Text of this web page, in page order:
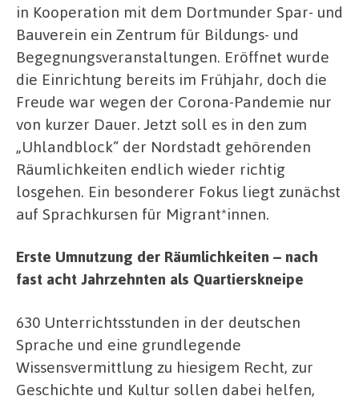
in Kooperation mit dem Dortmunder Spar- und
Bauverein ein Zentrum für Bildungs- und
Begegnungsveranstaltungen. Eröffnet wurde
die Einrichtung bereits im Frühjahr, doch die
Freude war wegen der Corona-Pandemie nur
von kurzer Dauer. Jetzt soll es in den zum
„Uhlandblock“ der Nordstadt gehörenden
Räumlichkeiten endlich wieder richtig
losgehen. Ein besonderer Fokus liegt zunächst
auf Sprachkursen für Migrant*innen.
Erste Umnutzung der Räumlichkeiten – nach
fast acht Jahrzehnten als Quartierskneipe
630 Unterrichtsstunden in der deutschen
Sprache und eine grundlegende
Wissensvermittlung zu hiesigem Recht, zur
Geschichte und Kultur sollen dabei helfen,